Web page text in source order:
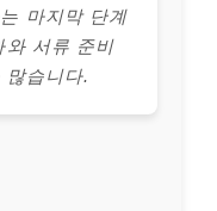
마지막 단계
와 서류 준비
많습니다.